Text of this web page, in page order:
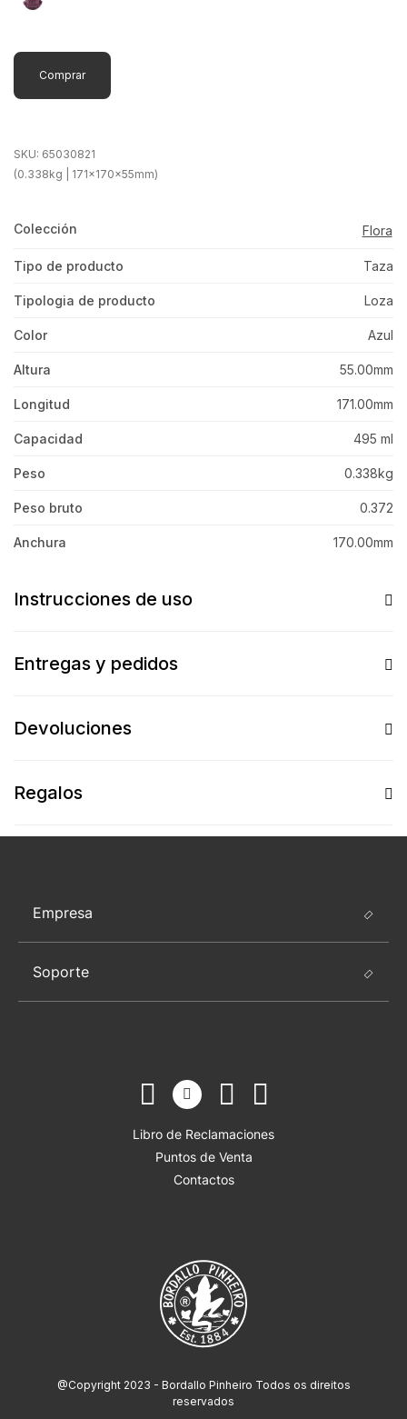
Comprar
SKU: 65030821
(0.338kg | 171x170x55mm)
Colección Flora
Tipo de producto Taza
Tipologia de producto Loza
Color Azul
Altura 55.00mm
Longitud 171.00mm
Capacidad 495 ml
Peso 0.338kg
Peso bruto 0.372
Anchura 170.00mm
Instrucciones de uso
Entregas y pedidos
Devoluciones
Regalos
Empresa
Soporte
Libro de Reclamaciones
Puntos de Venta
Contactos
@Copyright 2023 - Bordallo Pinheiro Todos os direitos
reservados